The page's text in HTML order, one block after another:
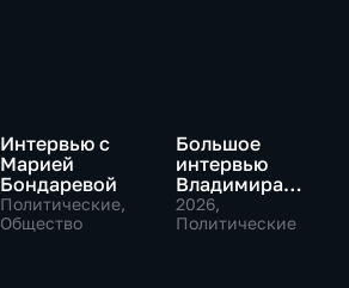
Интервью с
Марией
Бондаревой
Политические,
Общество
Большое
интервью
Владимира
Соловьева
Роджеру
2026,
Политические